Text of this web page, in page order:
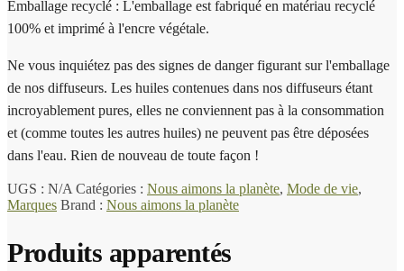
Emballage recyclé : L'emballage est fabriqué en matériau recyclé
100% et imprimé à l'encre végétale.
Ne vous inquiétez pas des signes de danger figurant sur l'emballage
de nos diffuseurs. Les huiles contenues dans nos diffuseurs étant
incroyablement pures, elles ne conviennent pas à la consommation
et (comme toutes les autres huiles) ne peuvent pas être déposées
dans l'eau. Rien de nouveau de toute façon !
UGS : N/A Catégories : Nous aimons la planète, Mode de vie,
Marques Brand : Nous aimons la planète
Produits apparentés